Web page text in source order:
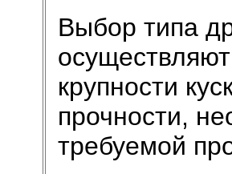
Выбор типа
крупности
прочности,
требуемой